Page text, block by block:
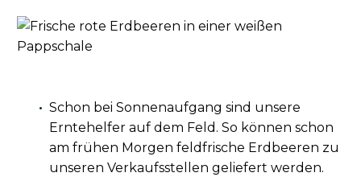
Schon bei Sonnenaufgang sind unsere
Erntehelfer auf dem Feld. So können schon
am frühen Morgen feldfrische Erdbeeren zu
unseren Verkaufsstellen geliefert werden.